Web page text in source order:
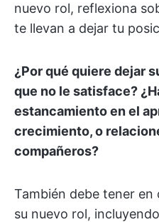
nuevo rol, reflexiona
te llevan a dejar tu
¿Por qué quiere dejar
que no le satisface?
estancamiento en el
crecimiento, o
compañeros?
También debe tener en
su nuevo rol,